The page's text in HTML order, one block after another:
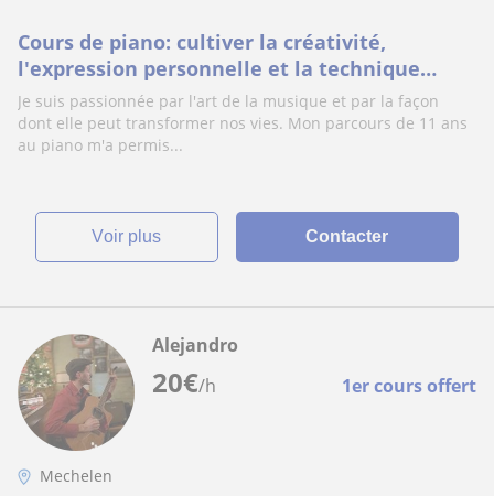
Cours de piano: cultiver la créativité,
l'expression personnelle et la technique
Musicale
Je suis passionnée par l'art de la musique et par la façon
dont elle peut transformer nos vies. Mon parcours de 11 ans
au piano m'a permis...
voir plus Contacter
20€/h 1er cours offert
Alejandro
Mechelen